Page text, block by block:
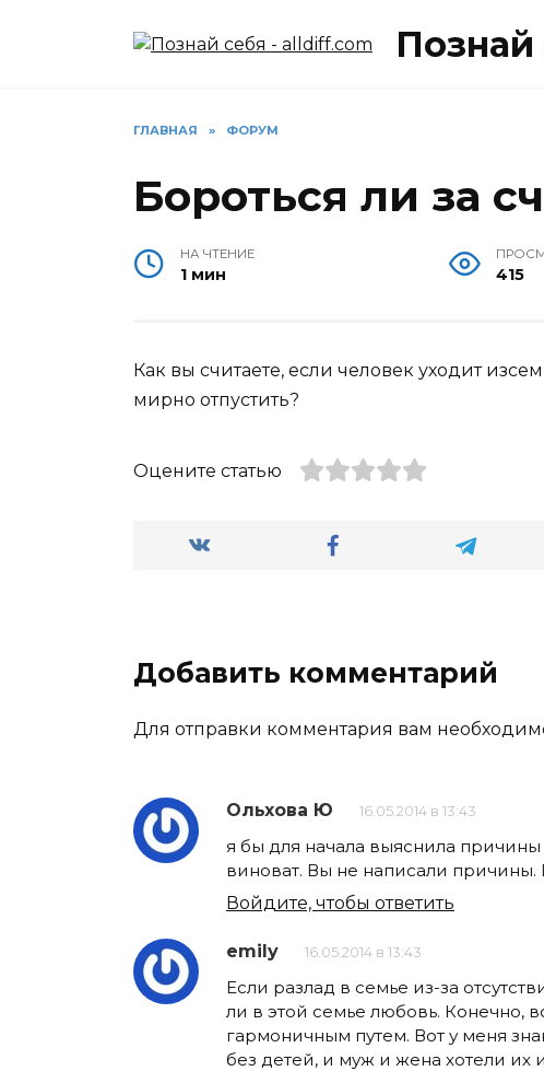
ГЛАВНАЯ » ФОРУМ
Бороться ли за
НА ЧТЕНИЕ
1 мин 415
Как вы считаете, если человек уходит
мирно отпустить?
Оцените статью
Добавить комментарий
Для отправки комментария вам
Ольхова Ю 16.05.2014 в 13:43
я бы для начала выяснила
виноват. Вы не написали причины.
Войдите, чтобы ответить
emily 16.05.2014 в 13:43
Если разлад в семье из-за
ли в этой семье любовь. Конечно,
гармоничным путем. Вот у меня
без детей, и муж и жена хотели их